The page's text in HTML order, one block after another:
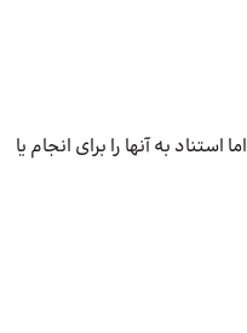
استناد به آنها را برای انجام یا